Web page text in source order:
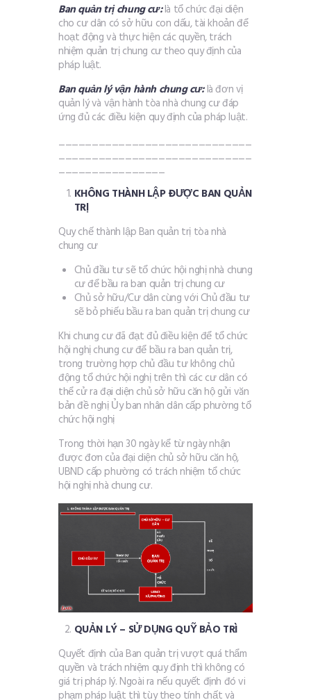
Ban quản trị chung cư:là tổ chức đại diện
cho cư dân có sở hữu con dấu, tài khoản để
hoạt động và thực hiện các quyền, trách
nhiệm quản trị chung cư theo quy định của
pháp luật.
Ban quản lý vận hành chung cư:là đơn vị
quản lý và vận hành tòa nhà chung cư đáp
ứng đủ các điều kiện quy định của pháp luật.
_____________________________
_____________________________
________________
KHÔNG THÀNH LẬP ĐƯỢC BAN QUẢN
TRỊ
Quy chế thành lập Ban quản trị tòa nhà
chung cư
Chủ đầu tư sẽ tổ chức hội nghị nhà chung
cư để bầu ra ban quản trị chung cư
Chủ sở hữu/Cư dân cùng với Chủ đầu tư
sẽ bỏ phiếu bầu ra ban quản trị chung cư
Khi chung cư đã đạt đủ điều kiện để tổ chức
hội nghị chung cư để bầu ra ban quản trị,
trong trường hợp chủ đầu tư không chủ
động tổ chức hội nghị trên thì các cư dân có
thể cử ra đại diện chủ sở hữu căn hộ gửi văn
bản đề nghị Ủy ban nhân dân cấp phường tổ
chức hội nghị
Trong thời hạn 30 ngày kể từ ngày nhận
được đơn của đại diện chủ sở hữu căn hộ,
UBND cấp phường có trách nhiệm tổ chức
hội nghị nhà chung cư.
QUẢN LÝ – SỬ DỤNG QUỸ BẢO TRÌ
Quyết định của Ban quản trị vượt quá thẩm
quyền và trách nhiệm quy định thì không có
giá trị pháp lý. Ngoài ra nếu quyết định đó vi
phạm pháp luật thì tùy theo tính chất và